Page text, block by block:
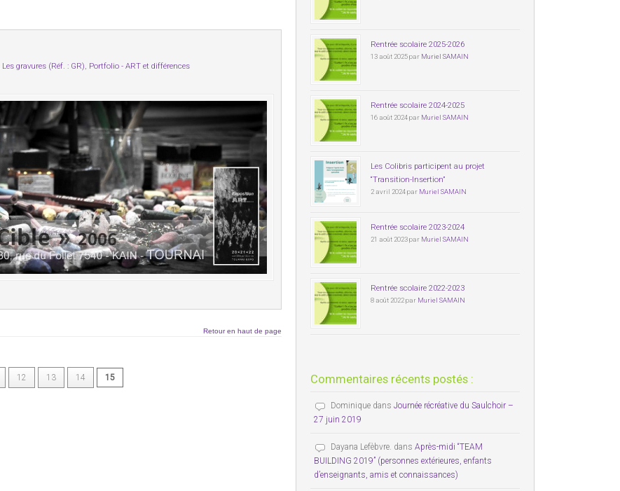
Les gravures (Réf. : GR), Portfolio - ART et différences
Retour en haut de page
12 13 14 15
Rentrée scolaire 2025-2026
13 août 2025 par Muriel SAMAIN
Rentrée scolaire 2024-2025
16 août 2024 par Muriel SAMAIN
Les Colibris participent au projet
“Transition-Insertion”
2 avril 2024 par Muriel SAMAIN
Rentrée scolaire 2023-2024
21 août 2023 par Muriel SAMAIN
Rentrée scolaire 2022-2023
8 août 2022 par Muriel SAMAIN
Commentaires récents postés :
Dominique dans Journée récréative du Saulchoir –
27 juin 2019
Dayana Lefèbvre. dans Après-midi “TEAM
BUILDING 2019” (personnes extérieures, enfants
d’enseignants, amis et connaissances)